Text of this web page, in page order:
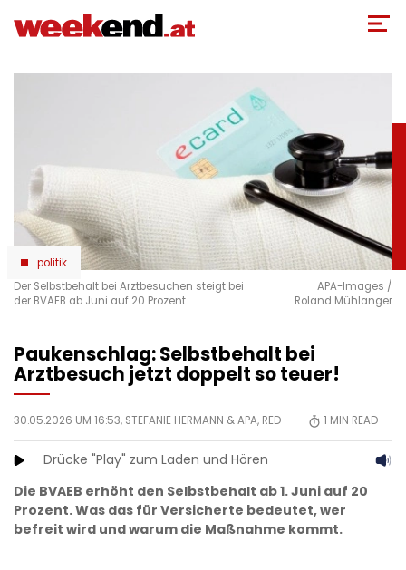
zum
politik
Der Selbstbehalt bei Arztbesuchen steigt bei
der BVAEB ab Juni auf 20 Prozent.
APA-Images /
Roland Mühlanger
Paukenschlag: Selbstbehalt bei
Arztbesuch jetzt doppelt so teuer!
30.05.2026 UM 16:53, STEFANIE HERMANN & APA, RED 1 MIN READ
Drücke "Play" zum Laden und Hören
Die BVAEB erhöht den Selbstbehalt ab 1. Juni auf 20
Prozent. Was das für Versicherte bedeutet, wer
befreit wird und warum die Maßnahme kommt.